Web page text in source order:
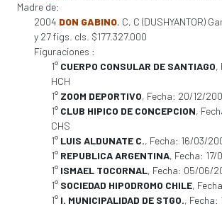
Madre de:
2004 DON GABINO, C, C (DUSHYANTOR)
y 27 figs. cls. $177.327.000
Figuraciones :
1° CUERPO CONSULAR DE SANTIAGO,
HCH
1° ZOOM DEPORTIVO, Fecha: 20/12/
1° CLUB HIPICO DE CONCEPCION,
CHS
1° LUIS ALDUNATE C., Fecha: 16/03/
1° REPUBLICA ARGENTINA, Fecha:
1° ISMAEL TOCORNAL, Fecha: 05/06/
1° SOCIEDAD HIPODROMO CHILE,
1° I. MUNICIPALIDAD DE STGO., Fecha: